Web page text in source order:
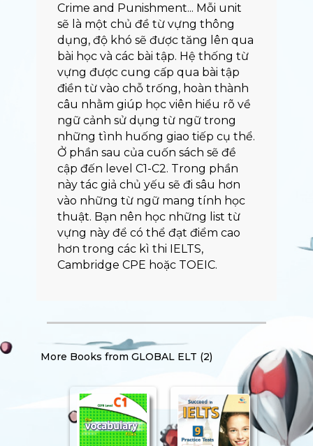
Crime and Punishment... Mỗi unit
sẽ là một chủ đề từ vựng thông
dụng, độ khó sẽ được tăng lên qua
bài học và các bài tập. Hệ thống từ
vựng được cung cấp qua bài tập
điền từ vào chỗ trống, hoàn thành
câu nhằm giúp học viên hiểu rõ về
ngữ cảnh sử dụng từ ngữ trong
những tình huống giao tiếp cụ thể.
Ở phần sau của cuốn sách sẽ đề
cập đến level C1-C2. Trong phần
này tác giả chủ yếu sẽ đi sâu hơn
vào những từ ngữ mang tính học
thuật. Bạn nên học những list từ
vựng này để có thể đạt điểm cao
hơn trong các kì thi IELTS,
Cambridge CPE hoặc TOEIC.
More Books fromGLOBAL ELT (2)